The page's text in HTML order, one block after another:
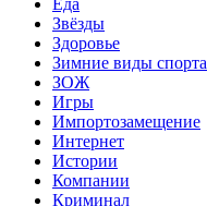
Звёзды
Здоровье
Зимние виды спорта
ЗОЖ
Игры
Импортозамещение
Интернет
Истории
Компании
Криминал